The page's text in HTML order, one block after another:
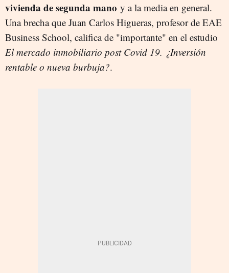
vivienda de segunda mano y a la media en general.
Una brecha que Juan Carlos Higueras, profesor de EAE
Business School, califica de "importante" en el estudio
El mercado inmobiliario post Covid 19. ¿Inversión
rentable o nueva burbuja?.